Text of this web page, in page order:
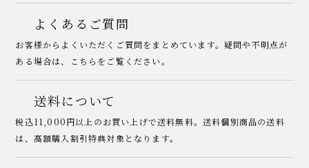
よくあるご質問
お客様からよくいただくご質問をまとめています。疑問や不明点が
ある場合は、こちらをご覧ください。
送料について
税込11,000円以上のお買い上げで送料無料。送料個別商品の送料
は、高額購入割引特典対象となります。